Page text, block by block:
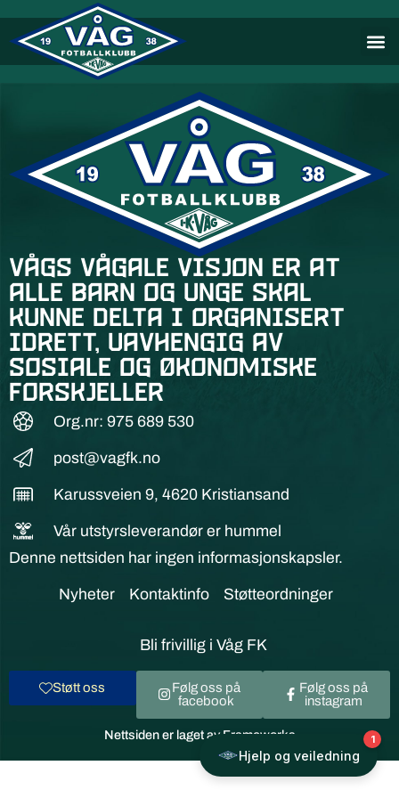
Vågs vågale visjon er at
alle barn og unge skal
kunne delta i organisert
idrett, uavhengig av
sosiale og økonomiske
forskjeller
Org.nr: 975 689 530
post@vagfk.no
Karussveien 9, 4620 Kristiansand
Vår utstyrsleverandør er hummel
Denne nettsiden har ingen informasjonskapsler.
Nyheter Kontaktinfo Støtteordninger
Bli frivillig i Våg FK
Støtt oss
Følg oss på
facebook
Følg oss på
instagram
Nettsiden er laget av Frameworks